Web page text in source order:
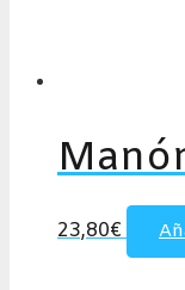
23,80€